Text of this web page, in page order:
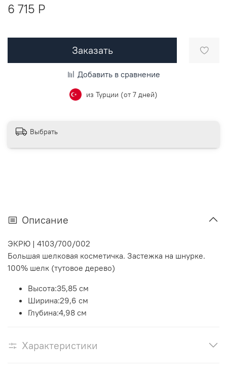
6 715 P
Заказать
Добавить в сравнение
из Турции (от 7 дней)
Выбрать
Описание
ЭКРЮ | 4103/700/002
Большая шелковая косметичка. Застежка на шнурке.
100% шелк (тутовое дерево)
Высота:35,85 см
Ширина:29,6 см
Глубина:4,98 см
Характеристики